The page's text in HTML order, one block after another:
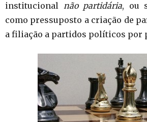
institucional não partidária, ou
como pressuposto a criação de
a filiação a partidos políticos por